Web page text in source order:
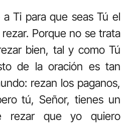
Ti para que seas Tú el
Porque no se trata
bien, tal y como Tú
de la oración es tan
rezan los paganos,
tú, Señor, tienes un
rezar que yo quiero